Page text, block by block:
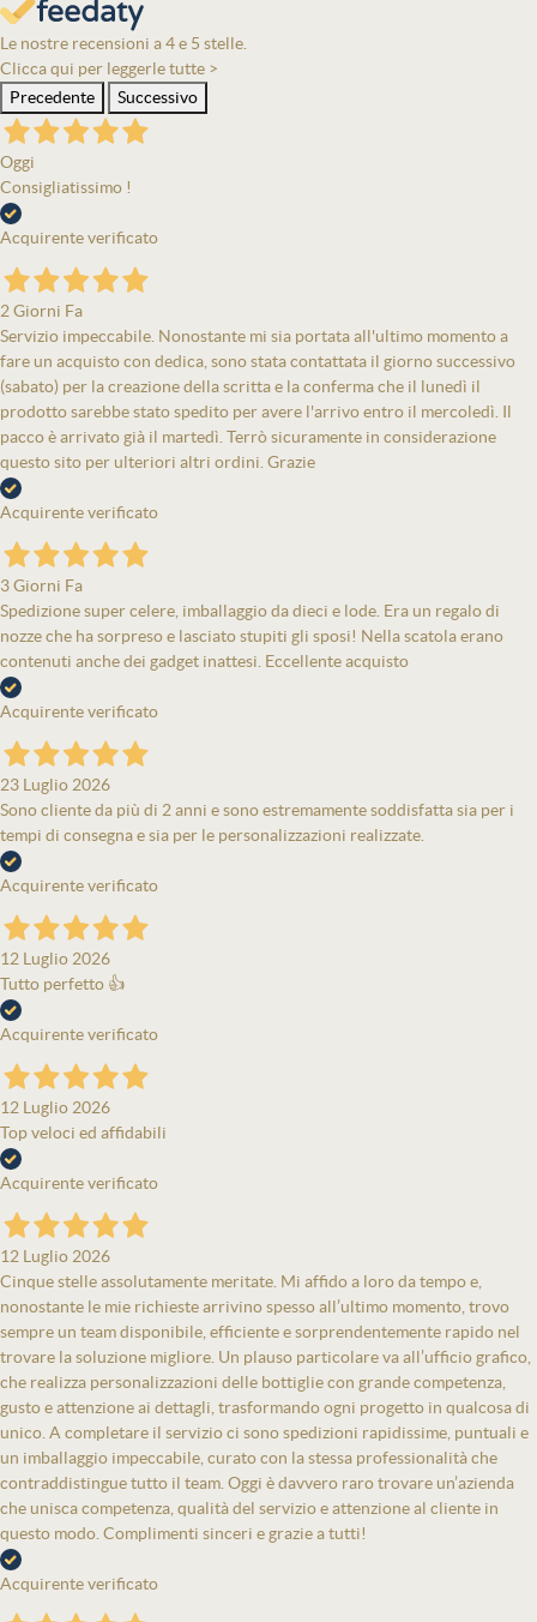
Le nostre recensioni a 4 e 5 stelle.
Clicca qui per leggerle tutte >
Precedente
Successivo
Oggi
Consigliatissimo !
Acquirente verificato
2 Giorni Fa
Servizio impeccabile. Nonostante mi sia portata all'ultimo momento a
fare un acquisto con dedica, sono stata contattata il giorno successivo
(sabato) per la creazione della scritta e la conferma che il lunedì il
prodotto sarebbe stato spedito per avere l'arrivo entro il mercoledì. Il
pacco è arrivato già il martedì. Terrò sicuramente in considerazione
questo sito per ulteriori altri ordini. Grazie
Acquirente verificato
3 Giorni Fa
Spedizione super celere, imballaggio da dieci e lode. Era un regalo di
nozze che ha sorpreso e lasciato stupiti gli sposi! Nella scatola erano
contenuti anche dei gadget inattesi. Eccellente acquisto
Acquirente verificato
23 Luglio 2026
Sono cliente da più di 2 anni e sono estremamente soddisfatta sia per i
tempi di consegna e sia per le personalizzazioni realizzate.
Acquirente verificato
12 Luglio 2026
Tutto perfetto 👍
Acquirente verificato
12 Luglio 2026
Top veloci ed affidabili
Acquirente verificato
12 Luglio 2026
Cinque stelle assolutamente meritate. Mi affido a loro da tempo e,
nonostante le mie richieste arrivino spesso all’ultimo momento, trovo
sempre un team disponibile, efficiente e sorprendentemente rapido nel
trovare la soluzione migliore. Un plauso particolare va all’ufficio grafico,
che realizza personalizzazioni delle bottiglie con grande competenza,
gusto e attenzione ai dettagli, trasformando ogni progetto in qualcosa di
unico. A completare il servizio ci sono spedizioni rapidissime, puntuali e
un imballaggio impeccabile, curato con la stessa professionalità che
contraddistingue tutto il team. Oggi è davvero raro trovare un’azienda
che unisca competenza, qualità del servizio e attenzione al cliente in
questo modo. Complimenti sinceri e grazie a tutti!
Acquirente verificato